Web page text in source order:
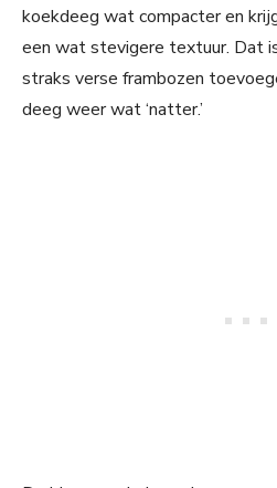
koekdeeg wat compacter en
een wat stevigere textuur. Dat
straks verse frambozen
deeg weer wat ‘natter.’